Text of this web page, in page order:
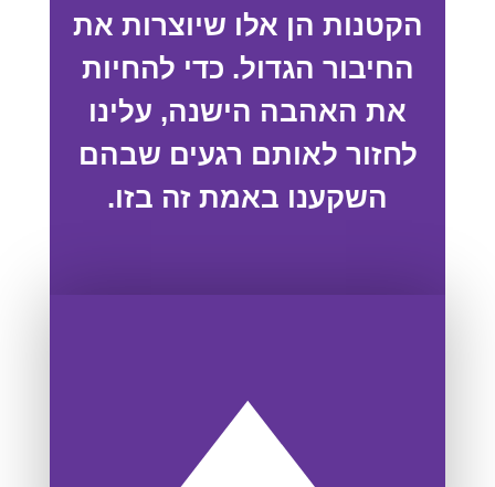
הקטנות הן אלו שיוצרות את
החיבור הגדול. כדי להחיות
את האהבה הישנה, עלינו
לחזור לאותם רגעים שבהם
השקענו באמת זה בזו.